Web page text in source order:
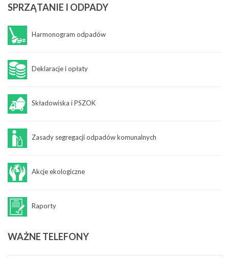
SPRZĄTANIE I ODPADY
Harmonogram odpadów
Deklaracje i opłaty
Składowiska i PSZOK
Zasady segregacji odpadów komunalnych
Akcje ekologiczne
Raporty
WAŻNE TELEFONY